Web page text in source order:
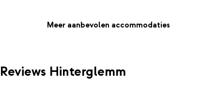
Meer aanbevolen accommodaties
Reviews Hinterglemm